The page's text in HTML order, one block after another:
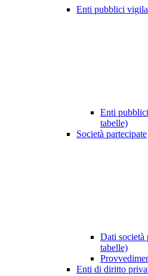
Enti pubblici
Enti
tabelle)
Società partecipate
Dati società
tabelle)
Enti di diritto